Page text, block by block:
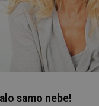
samo nebe!